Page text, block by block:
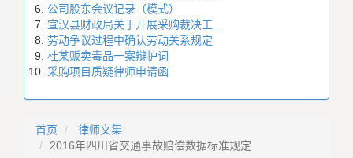
公司股东会议记录（模式）
宣汉县财政局关于开展采购裁决工...
劳动争议过程中确认劳动关系规定
杜某贩卖毒品一案辩护词
采购项目质疑律师申请函
首页
律师文集
2016年四川省交通事故赔偿数据标准规定